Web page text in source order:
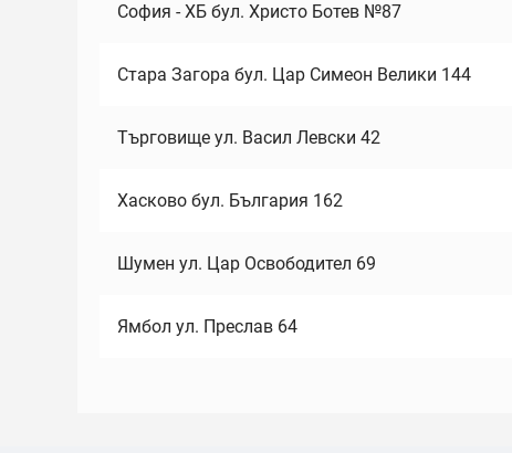
София - ХБ бул. Христо Ботев №87
Стара Загора бул. Цар Симеон Велики 144
Търговище ул. Васил Левски 42
Хасково бул. България 162
Шумен ул. Цар Освободител 69
Ямбол ул. Преслав 64